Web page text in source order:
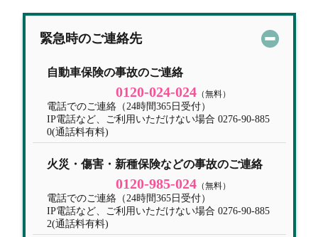
緊急時のご連絡先
自動車保険の事故のご連絡
0120-024-024 （無料）
電話でのご連絡（24時間365日受付）
IP電話など、ご利用いただけない場合 0276-90-885
0(通話料有料)
火災・傷害・新種保険などの事故のご連絡
0120-985-024 （無料）
電話でのご連絡（24時間365日受付）
IP電話など、ご利用いただけない場合 0276-90-885
2(通話料有料)